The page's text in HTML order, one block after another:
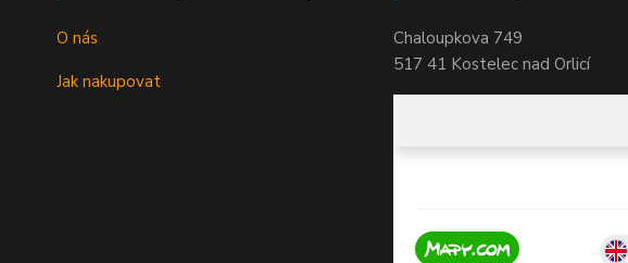
O nás
Jak nakupovat
Chaloupkova 749
517 41 Kostelec nad Orlicí